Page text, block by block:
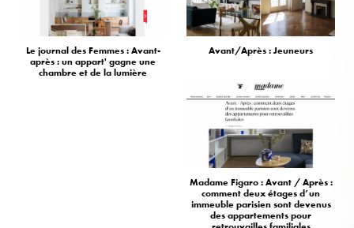
Le journal des Femmes : Avant-
après : un appart' gagne une
chambre et de la lumière
Avant/Après : Jeuneurs
Madame Figaro : Avant / Après :
comment deux étages d’un
immeuble parisien sont devenus
des appartements pour